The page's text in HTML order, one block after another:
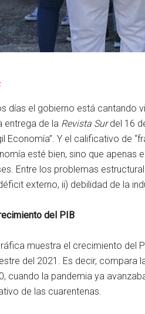
días el gobierno está cantando
entrega de la Revista Surdel 16
Economía”. Y el calificativo de
esté bien, sino que apenas
Entre los problemas
externo, ii) debilidad de la
del PIB
muestra el crecimiento del
del 2021. Es decir, compara
cuando la pandemia ya
de las cuarentenas.